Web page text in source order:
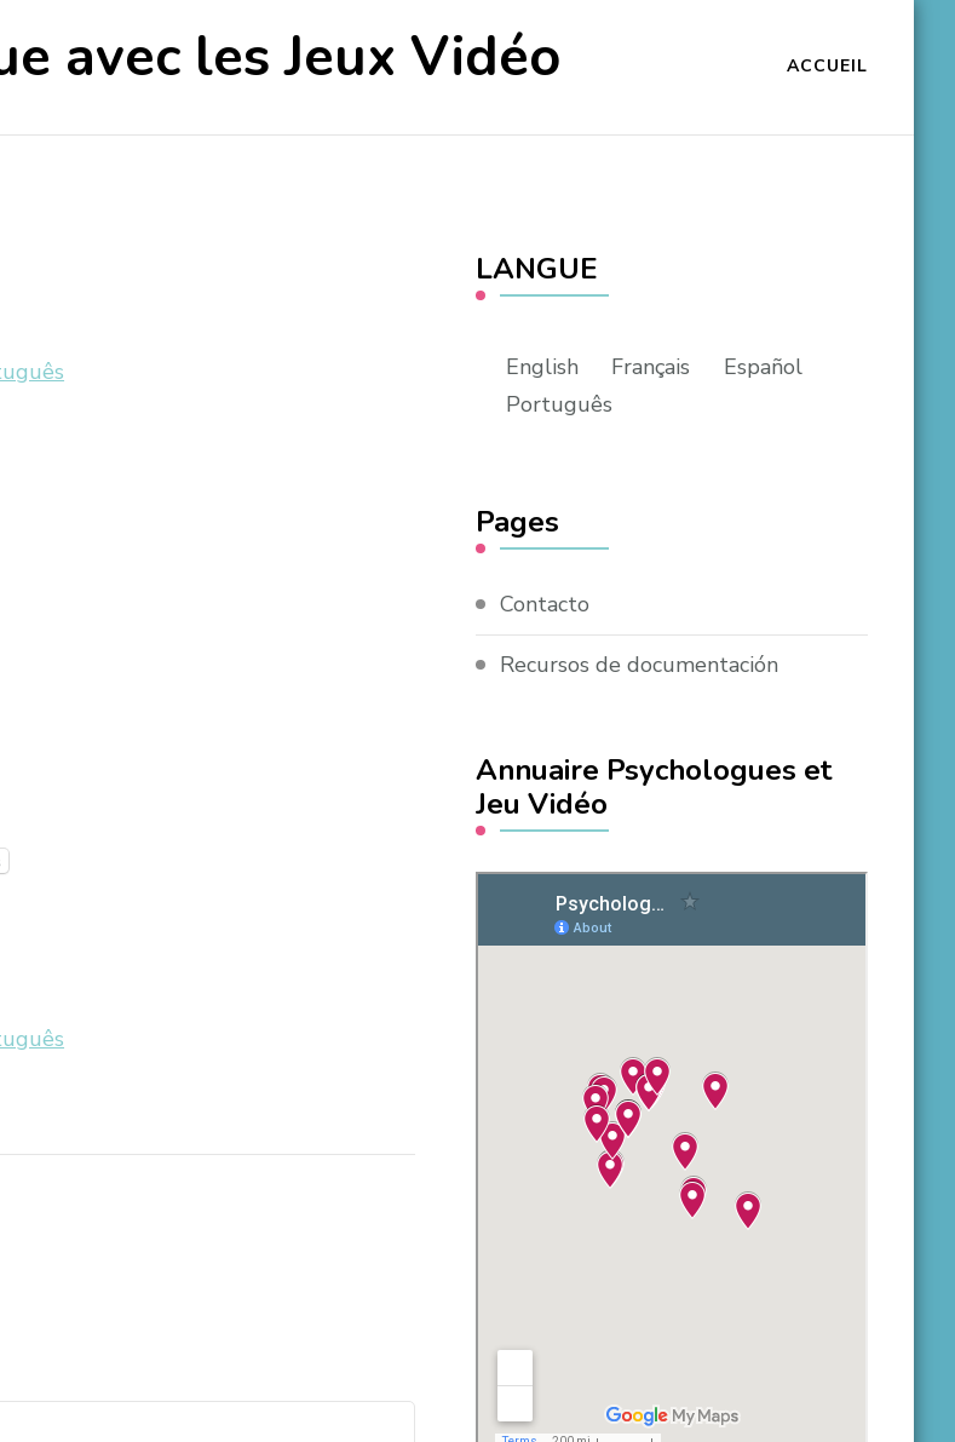
avec les Jeux Vidéo ACCUEIL
LANGUE
English Français
Español
Português
Pages
Contacto
Recursos de documentación
Annuaire Psychologues et
Jeu Vidéo